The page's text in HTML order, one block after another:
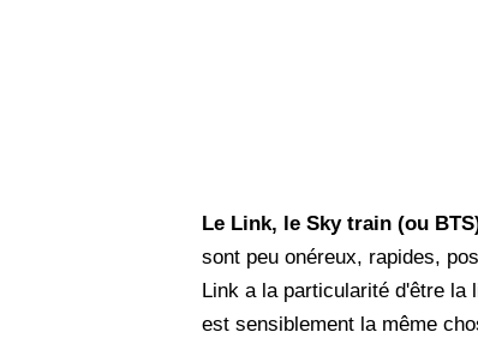
Le Link, le Sky train (ou
sont peu onéreux, rapides,
Link a la particularité d'être la
est sensiblement la même